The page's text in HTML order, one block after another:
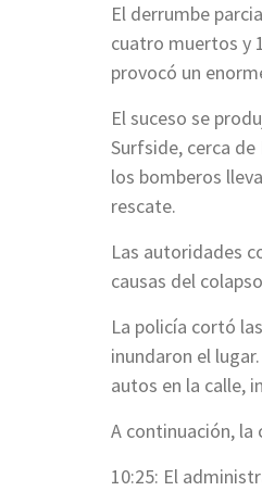
El derrumbe
cuatro muertos y
provocó un
El suceso se
Surfside, cerca
los bomberos
rescate.
Las autoridades
causas del
La policía cortó
inundaron el
autos en la calle,
A continuación, la
10:25: El